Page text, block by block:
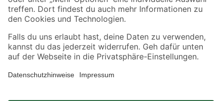
Alle Preisangaben in EUR inkl. gesetzl. MwSt.. Die dargestellten Angebote sind unter
Umständen nicht in allen Märkten verfügbar. Die angegebenen Verfügbarkeiten beziehen
Produkte nur solange der Vorrat reicht.
*Paketversand ab 59 € versandkostenfrei, gilt nicht für Artikel mit Speditionsversand, hier